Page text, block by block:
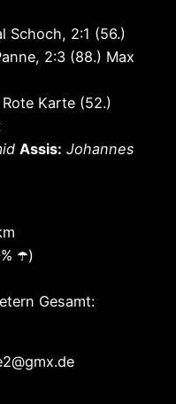
Schoch, 2:1 (56.)
2:3 (88.) Max
Rote Karte (52.)
Assis: Johannes
☂️)
Gesamt: